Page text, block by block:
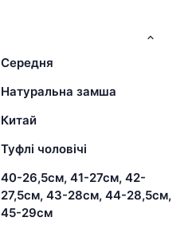
Середня
Натуральна замша
Китай
Туфлі чоловічі
40-26,5см, 41-27см, 42-
27,5см, 43-28см, 44-28,5см,
45-29см